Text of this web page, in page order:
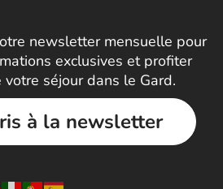
newsletter mensuelle pour
exclusives et profiter
séjour dans le Gard.
à la newsletter